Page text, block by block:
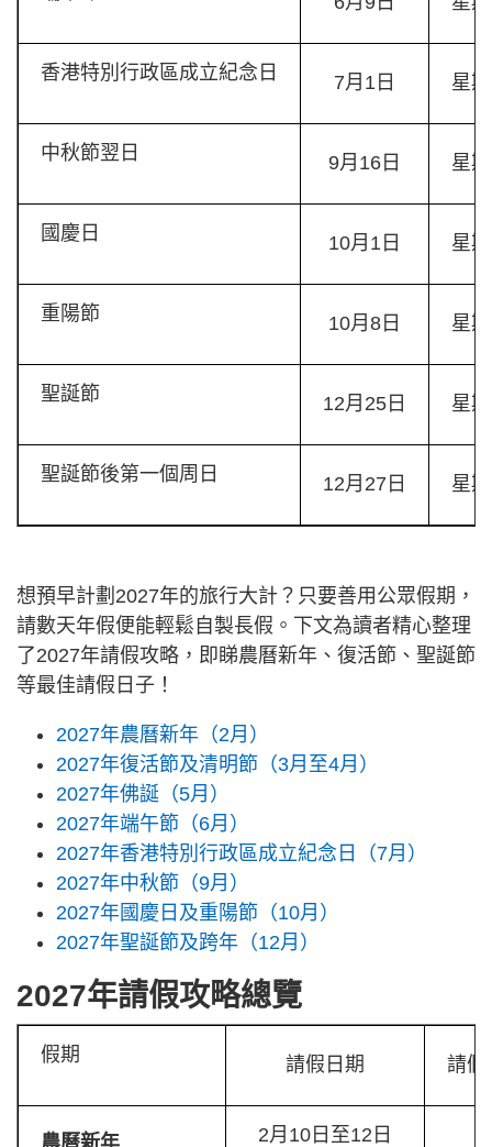
香港特別行政區成立紀念日 7月1日 星
中秋節翌日 9月16日 星
國慶日 10月1日 星
重陽節 10月8日 星
聖誕節 12月25日 星
聖誕節後第一個周日 12月27日 星
想預早計劃2027年的旅行大計？只要善用公眾假期，
請數天年假便能輕鬆自製長假。下文為讀者精心整理
了2027年請假攻略，即睇農曆新年、復活節、聖誕節
等最佳請假日子！
2027年農曆新年（2月）
2027年復活節及清明節（3月至4月）
2027年佛誕（5月）
2027年端午節（6月）
2027年香港特別行政區成立紀念日（7月）
2027年中秋節（9月）
2027年國慶日及重陽節（10月）
2027年聖誕節及跨年（12月）
2027年請假攻略總覽
假期 請假日期 請假
農曆新年
2月10日至12日